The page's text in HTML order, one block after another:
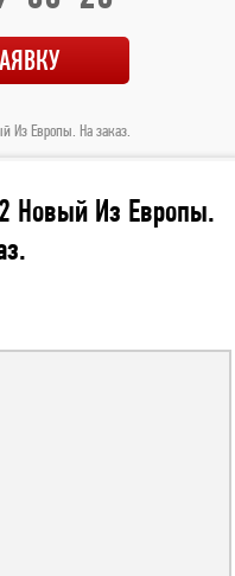
Из Европы. На заказ.
Новый Из Европы.